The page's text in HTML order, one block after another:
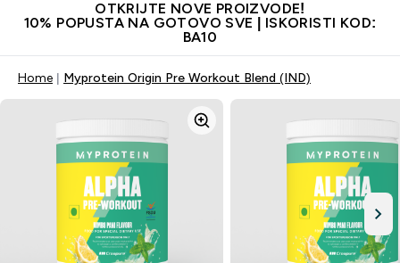
OTKRIJTE NOVE PROIZVODE!
10% POPUSTA NA GOTOVO SVE | ISKORISTI KOD:
BA10
Home Myprotein Origin Pre Workout Blend (IND)